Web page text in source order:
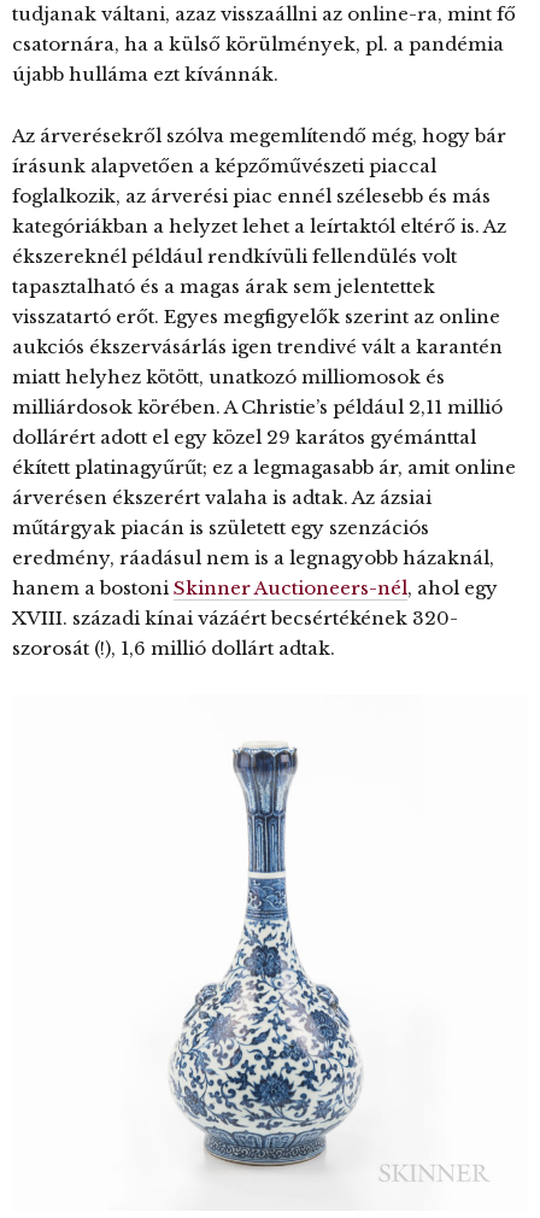
tudjanak váltani, azaz visszaállni az online-ra, mint fő
csatornára, ha a külső körülmények, pl. a pandémia
újabb hulláma ezt kívánnák.
Az árverésekről szólva megemlítendő még, hogy bár
írásunk alapvetően a képzőművészeti piaccal
foglalkozik, az árverési piac ennél szélesebb és más
kategóriákban a helyzet lehet a leírtaktól eltérő is. Az
ékszereknél például rendkívüli fellendülés volt
tapasztalható és a magas árak sem jelentettek
visszatartó erőt. Egyes megfigyelők szerint az online
aukciós ékszervásárlás igen trendivé vált a karantén
miatt helyhez kötött, unatkozó milliomosok és
milliárdosok körében. A Christie’s például 2,11 millió
dollárért adott el egy közel 29 karátos gyémánttal
ékített platinagyűrűt; ez a legmagasabb ár, amit online
árverésen ékszerért valaha is adtak. Az ázsiai
műtárgyak piacán is született egy szenzációs
eredmény, ráadásul nem is a legnagyobb házaknál,
hanem a bostoni Skinner Auctioneers-nél, ahol egy
XVIII. századi kínai vázáért becsértékének 320-
szorosát (!), 1,6 millió dollárt adtak.